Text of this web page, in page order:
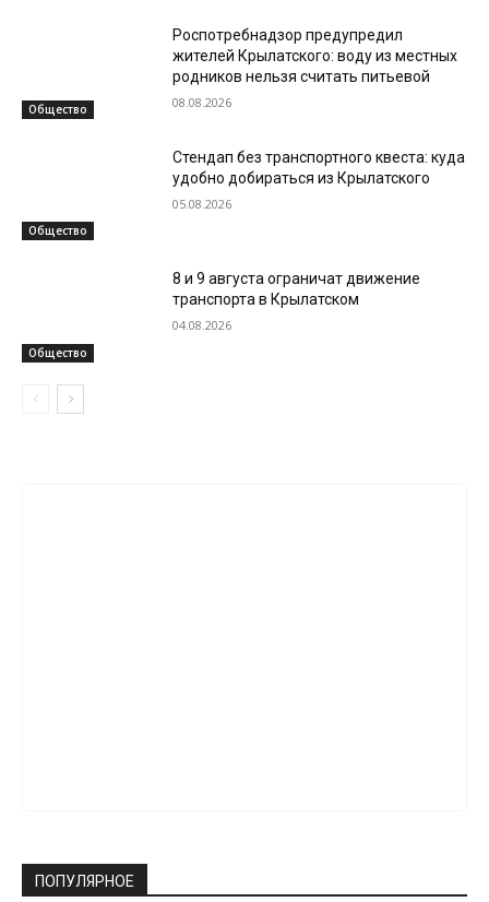
Общество
Роспотребнадзор предупредил
жителей Крылатского: воду из местных
родников нельзя считать питьевой
08.08.2026
Общество
Стендап без транспортного квеста: куда
удобно добираться из Крылатского
05.08.2026
Общество
8 и 9 августа ограничат движение
транспорта в Крылатском
04.08.2026
ПОПУЛЯРНОЕ